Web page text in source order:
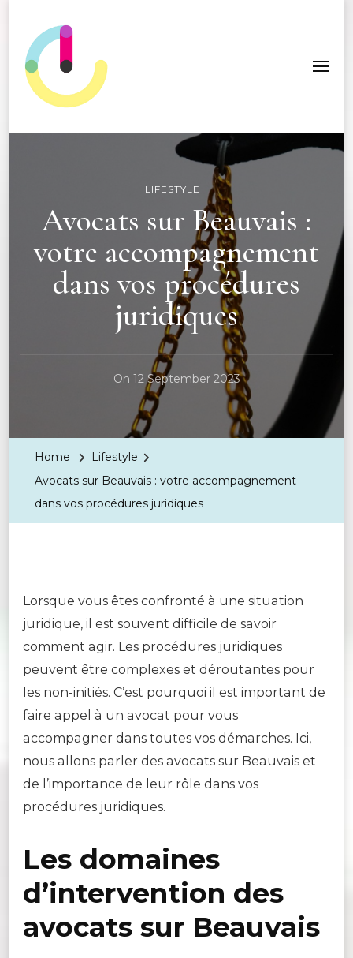
ICC Edition
LIFESTYLE
Avocats sur Beauvais :
votre accompagnement
dans vos procédures
juridiques
On 12 September 2023
Home
Lifestyle
Avocats sur Beauvais : votre accompagnement
dans vos procédures juridiques
Lorsque vous êtes confronté à une situation
juridique, il est souvent difficile de savoir
comment agir. Les procédures juridiques
peuvent être complexes et déroutantes pour
les non-initiés. C’est pourquoi il est important de
faire appel à un avocat pour vous
accompagner dans toutes vos démarches. Ici,
nous allons parler des avocats sur Beauvais et
de l’importance de leur rôle dans vos
procédures juridiques.
Les domaines
d’intervention des
avocats sur Beauvais